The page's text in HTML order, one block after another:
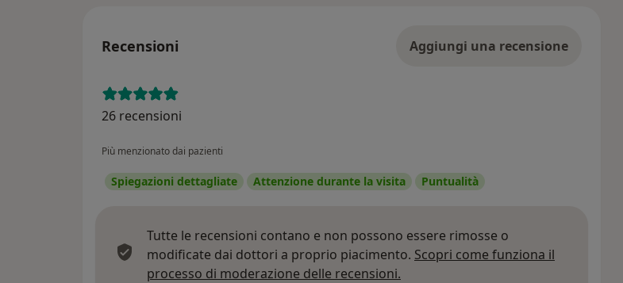
Recensioni Aggiungi una recensione
26 recensioni
Più menzionato dai pazienti
Spiegazioni dettagliate Attenzione durante la visita Puntualità
Tutte le recensioni contano e non possono essere rimosse o
modificate dai dottori a proprio piacimento. Scopri come funziona il
processo di moderazione delle recensioni.